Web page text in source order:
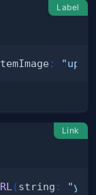
Label
:
Link
(string :